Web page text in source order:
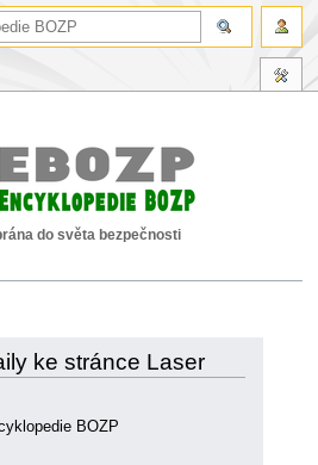
do světa bezpečnosti
ke stránce Laser
BOZP